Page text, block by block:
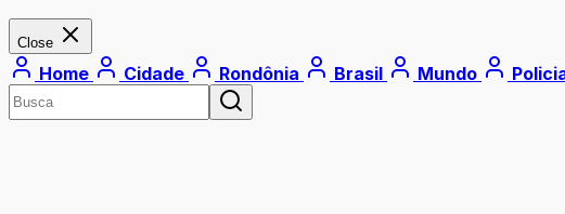
Close
Home Cidade Rondônia Brasil Mundo